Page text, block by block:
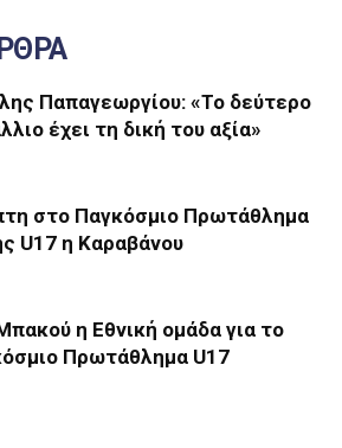
Παπαγεωργίου: «Το δεύτερο
έχει τη δική του αξία»
στο Παγκόσμιο Πρωτάθλημα
U17 η Καραβάνου
η Εθνική ομάδα για το
Πρωτάθλημα U17